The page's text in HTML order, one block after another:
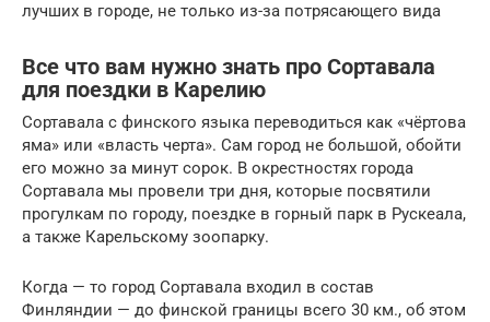
лучших в городе, не только из-за потрясающего вида
Все что вам нужно знать про Сортавала
для поездки в Карелию
Сортавала с финского языка переводиться как «чёртова
яма» или «власть черта». Сам город не большой, обойти
его можно за минут сорок. В окрестностях города
Сортавала мы провели три дня, которые посвятили
прогулкам по городу, поездке в горный парк в Рускеала,
а также Карельскому зоопарку.
Когда — то город Сортавала входил в состав
Финляндии — до финской границы всего 30 км., об этом